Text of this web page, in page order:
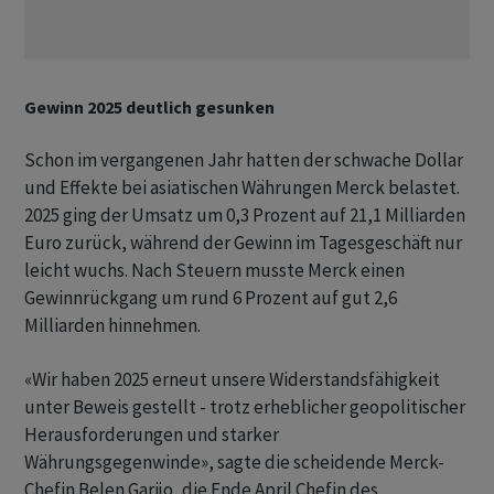
Gewinn 2025 deutlich gesunken
Schon im vergangenen Jahr hatten der schwache Dollar
und Effekte bei asiatischen Währungen Merck belastet.
2025 ging der Umsatz um 0,3 Prozent auf 21,1 Milliarden
Euro zurück, während der Gewinn im Tagesgeschäft nur
leicht wuchs. Nach Steuern musste Merck einen
Gewinnrückgang um rund 6 Prozent auf gut 2,6
Milliarden hinnehmen.
«Wir haben 2025 erneut unsere Widerstandsfähigkeit
unter Beweis gestellt - trotz erheblicher geopolitischer
Herausforderungen und starker
Währungsgegenwinde», sagte die scheidende Merck-